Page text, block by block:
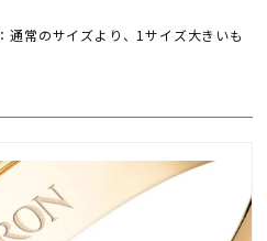
通常のサイズより、1サイズ大きいも